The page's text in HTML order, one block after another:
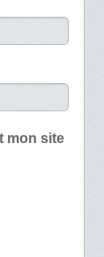
mon site